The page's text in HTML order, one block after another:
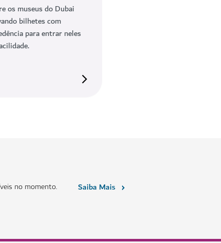
os museus do Dubai
bilhetes com
para entrar neles
no momento.
Saiba Mais